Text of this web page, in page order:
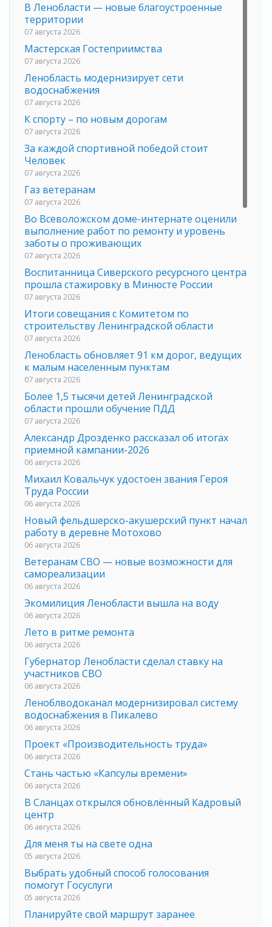
В Ленобласти — новые благоустроенные
территории
07 августа 2026
Мастерская Гостеприимства
07 августа 2026
Ленобласть модернизирует сети
водоснабжения
07 августа 2026
К спорту – по новым дорогам
07 августа 2026
За каждой спортивной победой стоит
Человек
07 августа 2026
Газ ветеранам
07 августа 2026
Во Всеволожском доме-интернате оценили
выполнение работ по ремонту и уровень
заботы о проживающих
07 августа 2026
Воспитанница Сиверского ресурсного центра
прошла стажировку в Минюсте России
07 августа 2026
Итоги совещания с Комитетом по
строительству Ленинградской области
07 августа 2026
Ленобласть обновляет 91 км дорог, ведущих
к малым населенным пунктам
07 августа 2026
Более 1,5 тысячи детей Ленинградской
области прошли обучение ПДД
07 августа 2026
Александр Дрозденко рассказал об итогах
приемной кампании-2026
06 августа 2026
Михаил Ковальчук удостоен звания Героя
Труда России
06 августа 2026
Новый фельдшерско-акушерский пункт начал
работу в деревне Мотохово
06 августа 2026
Ветеранам СВО — новые возможности для
самореализации
06 августа 2026
Экомилиция Ленобласти вышла на воду
06 августа 2026
Лето в ритме ремонта
06 августа 2026
Губернатор Ленобласти сделал ставку на
участников СВО
06 августа 2026
Леноблводоканал модернизировал систему
водоснабжения в Пикалево
06 августа 2026
Проект «Производительность труда»
06 августа 2026
Стань частью «Капсулы времени»
06 августа 2026
В Сланцах открылся обновлённый Кадровый
центр
06 августа 2026
Для меня ты на свете одна
05 августа 2026
Выбрать удобный способ голосования
помогут Госуслуги
05 августа 2026
Планируйте свой маршрут заранее